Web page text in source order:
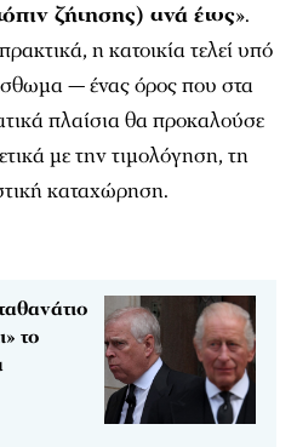
ζήτησης) ανά έτος».
η κατοικία τελεί υπό
— ένας όρος που στα
πλαίσια θα προκαλούσε
με την τιμολόγηση, τη
καταχώρηση.
το